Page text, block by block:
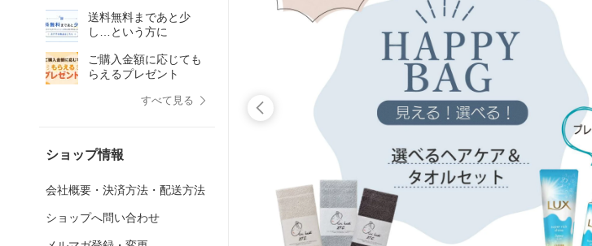
ご紹介します♪
送料無料まであと少
し…という方に
ご購入金額に応じても
らえるプレゼント
すべて見る
ショップ情報
会社概要・決済方法・配送方法
ショップへ問い合わせ